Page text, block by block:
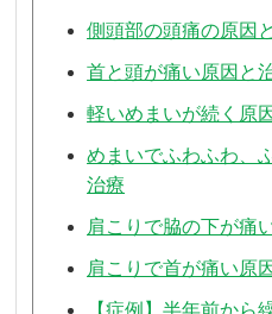
側頭部の頭痛の原因
首と頭が痛い原因と
軽いめまいが続く原
めまいでふわふわ、
治療
肩こりで脇の下が痛
肩こりで首が痛い原
【症例】半年前から